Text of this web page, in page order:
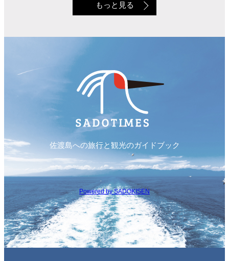
もっと見る
佐渡島への旅行と観光のガイドブック
Powered by SADOKISEN